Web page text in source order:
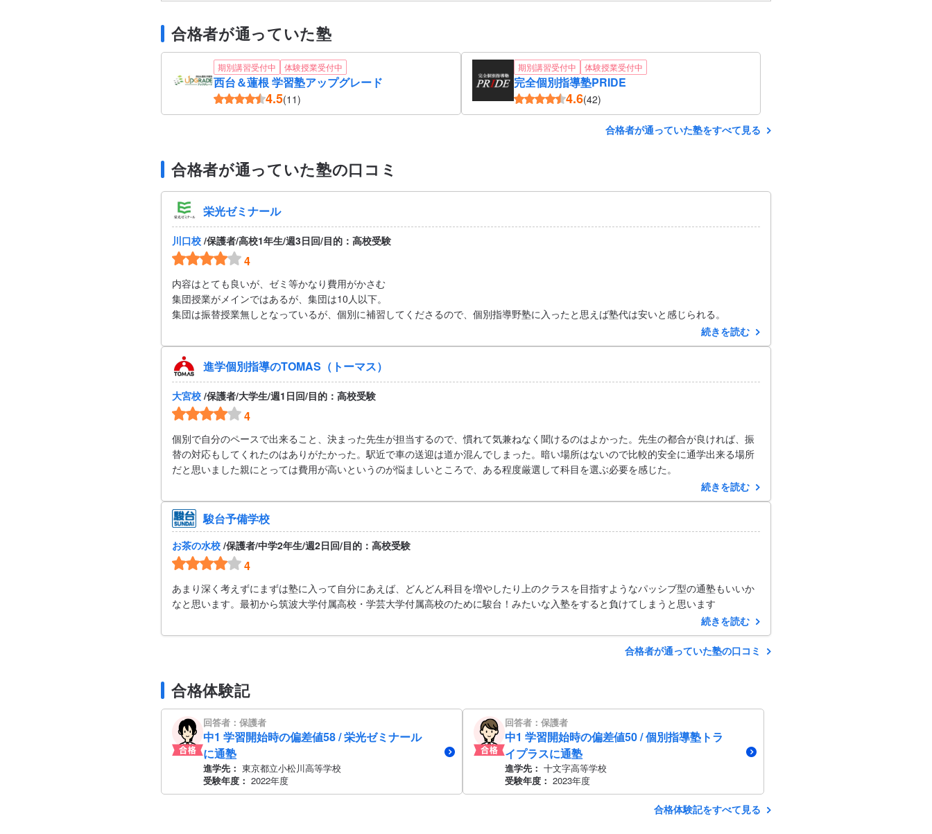
合格者が通っていた塾
期別講習受付中 体験授業受付中
西台＆蓮根 学習塾アップグレード
4.5(11)
期別講習受付中 体験授業受付中
完全個別指導塾PRIDE
4.6(42)
合格者が通っていた塾をすべて見る
合格者が通っていた塾の口コミ
栄光ゼミナール
川口校 /保護者/高校1年生/週3日回/目的：高校受験
4
内容はとても良いが、ゼミ等かなり費用がかさむ
集団授業がメインではあるが、集団は10人以下。
集団は振替授業無しとなっているが、個別に補習してくださるので、個別指導野塾に入ったと思えば塾代は安いと感じられる。
続きを読む
進学個別指導のTOMAS（トーマス）
大宮校 /保護者/大学生/週1日回/目的：高校受験
4
個別で自分のペースで出来ること、決まった先生が担当するので、慣れて気兼ねなく聞けるのはよかった。先生の都合が良ければ、振
替の対応もしてくれたのはありがたかった。駅近で車の送迎は道か混んでしまった。暗い場所はないので比較的安全に通学出来る場所
だと思いました親にとっては費用が高いというのが悩ましいところで、ある程度厳選して科目を選ぶ必要を感じた。
続きを読む
駿台予備学校
お茶の水校 /保護者/中学2年生/週2日回/目的：高校受験
4
あまり深く考えずにまずは塾に入って自分にあえば、どんどん科目を増やしたり上のクラスを目指すようなパッシブ型の通塾もいいか
なと思います。最初から筑波大学付属高校・学芸大学付属高校のために駿台！みたいな入塾をすると負けてしまうと思います
続きを読む
合格者が通っていた塾の口コミ
合格体験記
回答者：保護者
中1 学習開始時の偏差値58 / 栄光ゼミナール
に通塾
進学先： 東京都立小松川高等学校
受験年度： 2022年度
回答者：保護者
中1 学習開始時の偏差値50 / 個別指導塾トラ
イプラスに通塾
進学先： 十文字高等学校
受験年度： 2023年度
合格体験記をすべて見る